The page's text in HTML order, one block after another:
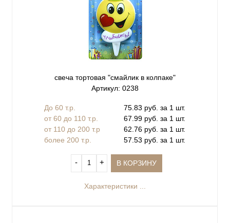
свеча тортовая "смайлик в колпаке"
Артикул: 0238
До 60 т.р.
75.83 руб. за 1 шт.
от 60 до 110 т.р.
67.99 руб. за 1 шт.
от 110 до 200 т.р
62.76 руб. за 1 шт.
более 200 т.р.
57.53 руб. за 1 шт.
‐ + В КОРЗИНУ
Характеристики ...